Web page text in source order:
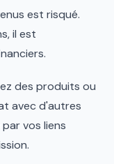
est risqué.
il est
des produits ou
avec d'autres
vos liens